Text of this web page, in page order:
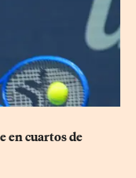
en cuartos de